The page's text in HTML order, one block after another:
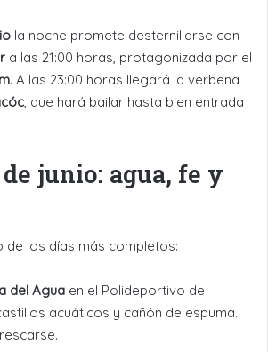
la noche promete desternillarse con
a las 21:00 horas, protagonizada por el
. A las 23:00 horas llegará la verbena
, que hará bailar hasta bien entrada
de junio: agua, fe y
de los días más completos:
del Agua en el Polideportivo de
acuáticos y cañón de espuma.